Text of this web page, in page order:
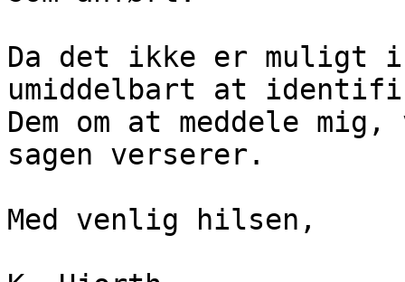
Da det ikke er muligt i
umiddelbart at
Dem om at meddele
sagen verserer.
Med venlig hilsen,